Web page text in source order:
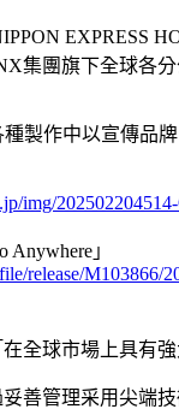
EXPRESS
集團旗下全球各
種製作中以宣傳品牌
img/
」
release/M103866/
全球市場上具有
善管理采用尖端